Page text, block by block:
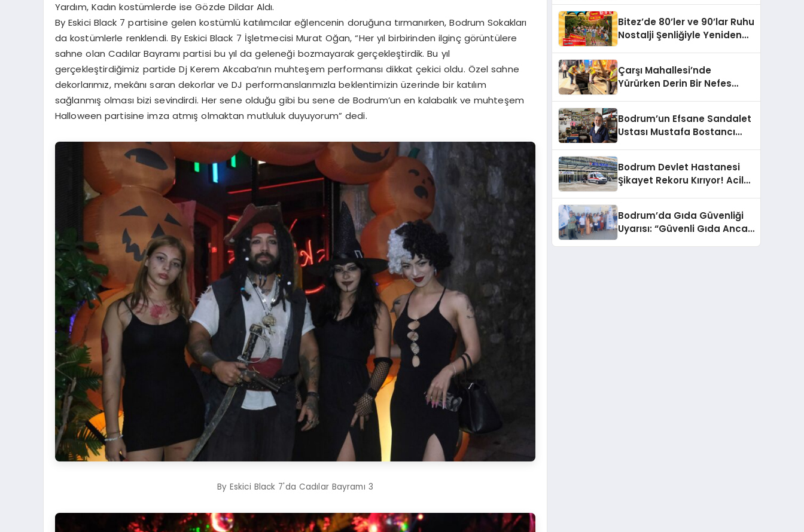
Yardım, Kadın kostümlerde ise Gözde Dildar Aldı.
By Eskici Black 7 partisine gelen kostümlü katılımcılar eğlencenin doruğuna tırmanırken, Bodrum Sokakları
da kostümlerle renklendi. By Eskici Black 7 İşletmecisi Murat Oğan, “Her yıl birbirinden ilginç görüntülere
sahne olan Cadılar Bayramı partisi bu yıl da geleneği bozmayarak gerçekleştirdik. Bu yıl
gerçekleştirdiğimiz partide Dj Kerem Akcaba’nın muhteşem performansı dikkat çekici oldu. Özel sahne
dekorlarımız, mekânı saran dekorlar ve DJ performanslarımızla beklentimizin üzerinde bir katılım
sağlanmış olması bizi sevindirdi. Her sene olduğu gibi bu sene de Bodrum’un en kalabalık ve muhteşem
Halloween partisine imza atmış olmaktan mutluluk duyuyorum” dedi.
By Eskici Black 7'da Cadılar Bayramı 3
Bitez’de 80’ler ve 90’lar Ruhu
Nostalji Şenliğiyle Yeniden
Çarşı Mahallesi’nde
Yürürken Derin Bir Nefes
Bodrum’un Efsane Sandalet
Ustası Mustafa Bostancı
Bodrum Devlet Hastanesi
Şikayet Rekoru Kırıyor! Acil
Bodrum’da Gıda Güvenliği
Uyarısı: “Güvenli Gıda Ancak